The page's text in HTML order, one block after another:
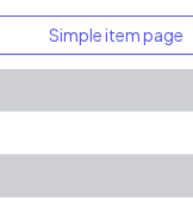
Simple item page